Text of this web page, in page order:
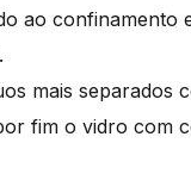
ao confinamento
mais separados
fim o vidro com